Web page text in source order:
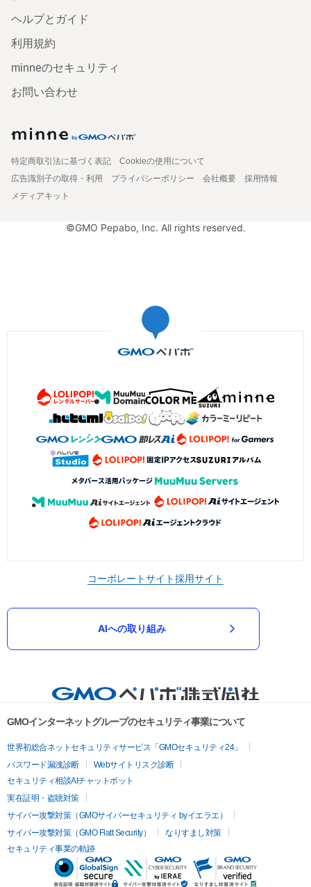
ヘルプとガイド
利用規約
minneのセキュリティ
お問い合わせ
特定商取引法に基づく表記
Cookieの使用について
広告識別子の取得・利用
プライバシーポリシー 会社概要
採用情報
メディアキット
©GMO Pepabo, Inc. All rights reserved.
コーポレートサイト採用サイト
AIへの取り組み
GMOインターネットグループのセキュリティ事業について
世界初総合ネットセキュリティサービス「GMOセキュリティ24」
パスワード漏洩診断
Webサイトリスク診断
セキュリティ相談AIチャットボット
実在証明・盗聴対策
サイバー攻撃対策（GMOサイバーセキュリティ byイエラエ）
サイバー攻撃対策（GMO Flatt Security）
なりすまし対策
セキュリティ事業の軌跡